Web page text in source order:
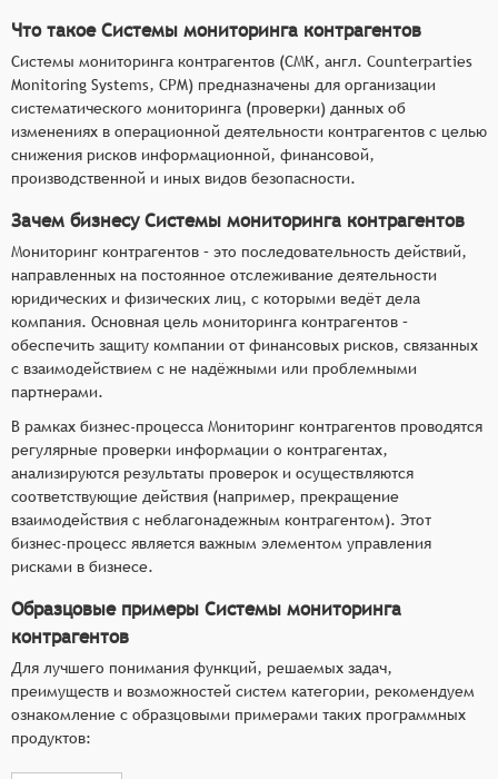
Что такое Системы мониторинга контрагентов
Системы мониторинга контрагентов (СМК, англ. Counterparties
Monitoring Systems, CPM) предназначены для организации
систематического мониторинга (проверки) данных об
изменениях в операционной деятельности контрагентов с целью
снижения рисков информационной, финансовой,
производственной и иных видов безопасности.
Зачем бизнесу Системы мониторинга контрагентов
Мониторинг контрагентов – это последовательность действий,
направленных на постоянное отслеживание деятельности
юридических и физических лиц, с которыми ведёт дела
компания. Основная цель мониторинга контрагентов –
обеспечить защиту компании от финансовых рисков, связанных
с взаимодействием с не надёжными или проблемными
партнерами.
В рамках бизнес-процесса Мониторинг контрагентов проводятся
регулярные проверки информации о контрагентах,
анализируются результаты проверок и осуществляются
соответствующие действия (например, прекращение
взаимодействия с неблагонадежным контрагентом). Этот
бизнес-процесс является важным элементом управления
рисками в бизнесе.
Образцовые примеры Системы мониторинга
контрагентов
Для лучшего понимания функций, решаемых задач,
преимуществ и возможностей систем категории, рекомендуем
ознакомление с образцовыми примерами таких программных
продуктов: